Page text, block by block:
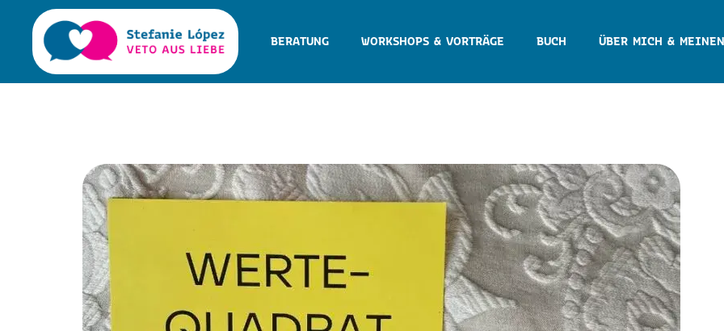
BERATUNG WORKSHOPS & VORTRÄGE BUCH ÜBER MICH &